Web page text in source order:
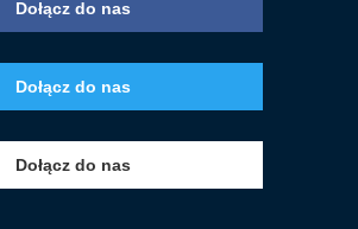
Dołącz do nas
Dołącz do nas
Dołącz do nas